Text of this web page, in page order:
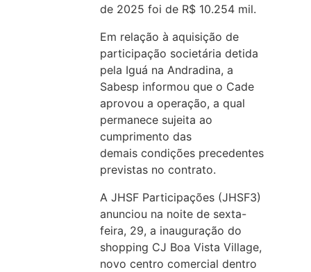
de 2025 foi de R$ 10.254 mil.
Em relação à aquisição de
participação societária detida
pela Iguá na Andradina, a
Sabesp informou que o Cade
aprovou a operação, a qual
permanece sujeita ao
cumprimento das
demais condições precedentes
previstas no contrato.
A JHSF Participações (JHSF3)
anunciou na noite de sexta-
feira, 29, a inauguração do
shopping CJ Boa Vista Village,
novo centro comercial dentro